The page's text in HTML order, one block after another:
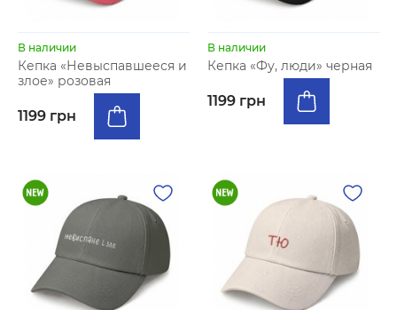
В наличии
Кепка «Невыспавшееся и
злое» розовая
1199 грн
В наличии
Кепка «Фу, люди» черная
1199 грн